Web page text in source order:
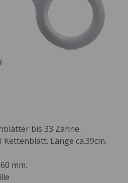
bis 33 Zähne.
Länge ca.39cm.
mm.